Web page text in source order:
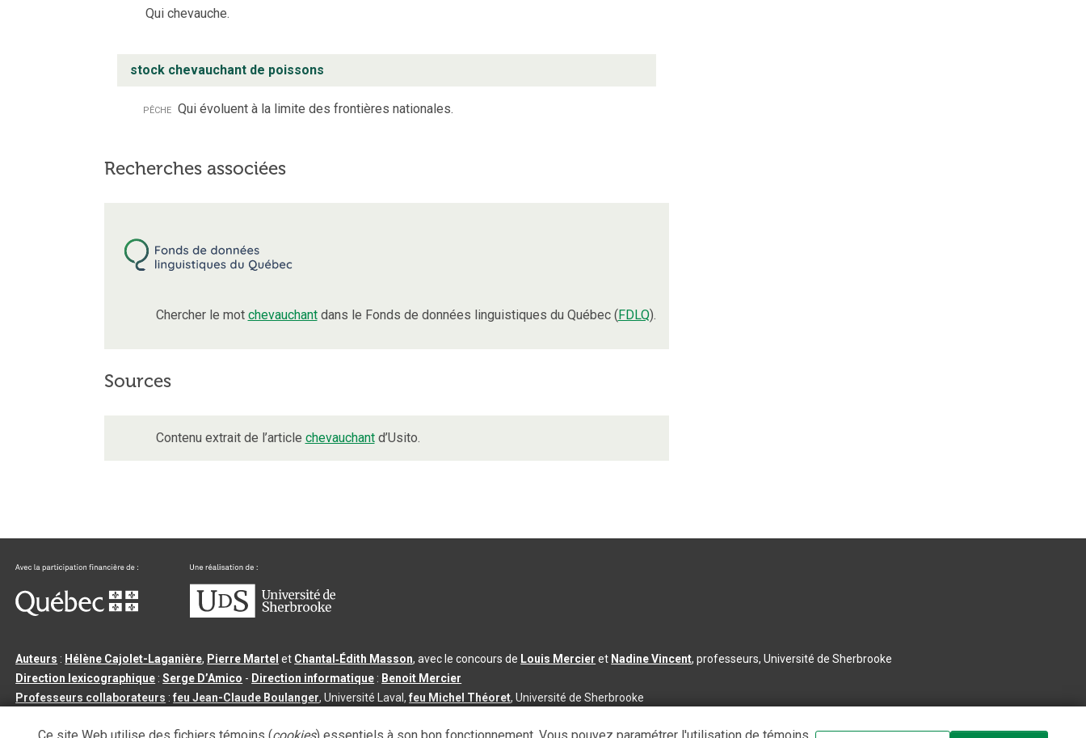
Qui chevauche.
stock chevauchant de poissons
pêche Qui évoluent à la limite des frontières nationales.
Recherches associées
Chercher le mot chevauchantdans le Fonds de données linguistiques du Québec (FDLQ).
Sources
Contenu extrait de l’article chevauchantd’Usito.
Auteurs : Hélène Cajolet-Laganière, Pierre Martel et Chantal‑Édith Masson, avec le concours de Louis Mercier et Nadine Vincent, professeurs, Université de Sherbrooke
Direction lexicographique :Serge D’Amico - Direction informatique : Benoit Mercier
Professeurs collaborateurs :feu Jean-Claude Boulanger, Université Laval,feu Michel Théoret, Université de Sherbrooke